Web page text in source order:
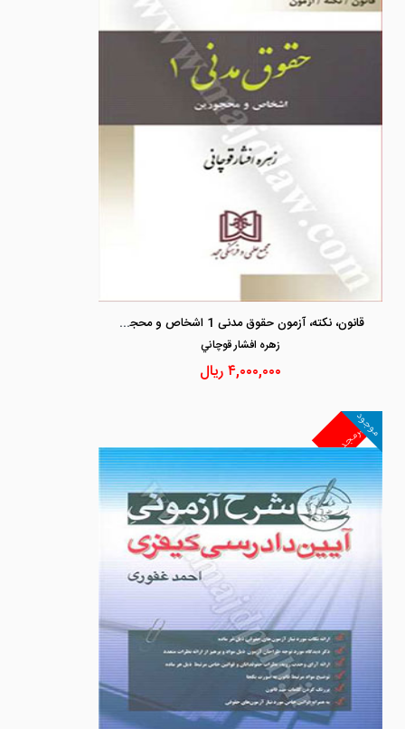
قانون، نکته، آزمون حقوق مدنی 1 اشخاص و محجورین «قانا»
زهره افشار قوچاني
۴,۰۰۰,۰۰۰ریال
غیرمجد
موجود